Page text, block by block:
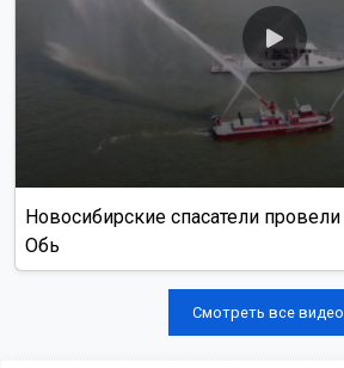
Новосибирские спасатели
Обь
Смотреть все видео